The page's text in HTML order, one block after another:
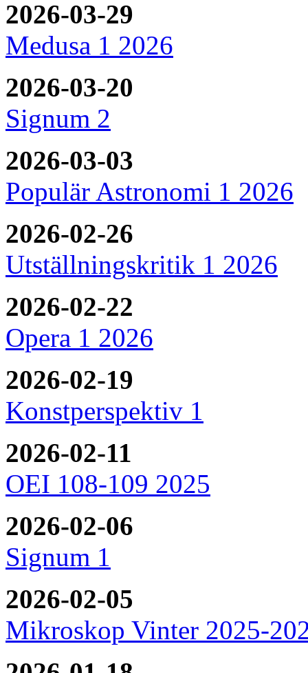
2026-03-29
Medusa 1 2026
2026-03-20
Signum 2
2026-03-03
Populär Astronomi 1 2026
2026-02-26
Utställningskritik 1 2026
2026-02-22
Opera 1 2026
2026-02-19
Konstperspektiv 1
2026-02-11
OEI 108-109 2025
2026-02-06
Signum 1
2026-02-05
Mikroskop Vinter 2025-